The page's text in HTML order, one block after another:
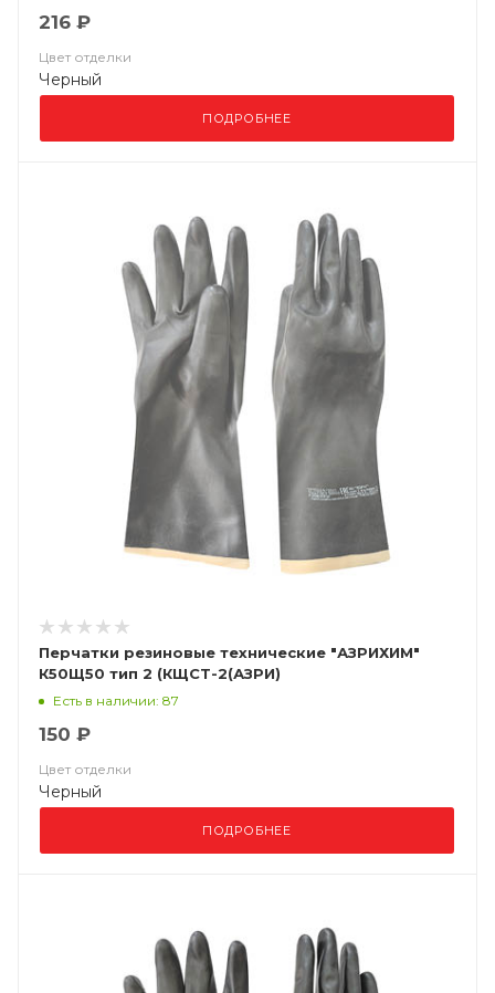
216 ₽
Цвет отделки
Черный
ПОДРОБНЕЕ
Перчатки резиновые технические "АЗРИХИМ"
К50Щ50 тип 2 (КЩСТ-2(АЗРИ)
Есть в наличии: 87
150 ₽
Цвет отделки
Черный
ПОДРОБНЕЕ